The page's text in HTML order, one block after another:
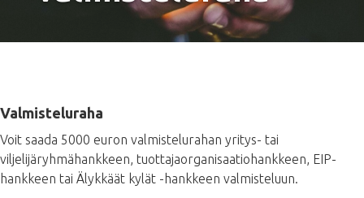
Valmisteluraha
Voit saada 5000 euron valmistelurahan yritys- tai
viljelijäryhmähankkeen, tuottajaorganisaatiohankkeen, EIP-
hankkeen tai Älykkäät kylät -hankkeen valmisteluun.